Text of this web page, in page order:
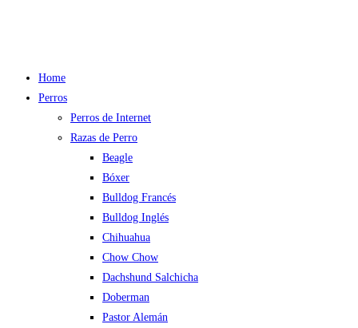
Home
Perros
Perros de Internet
Razas de Perro
Beagle
Bóxer
Bulldog Francés
Bulldog Inglés
Chihuahua
Chow Chow
Dachshund Salchicha
Doberman
Pastor Alemán